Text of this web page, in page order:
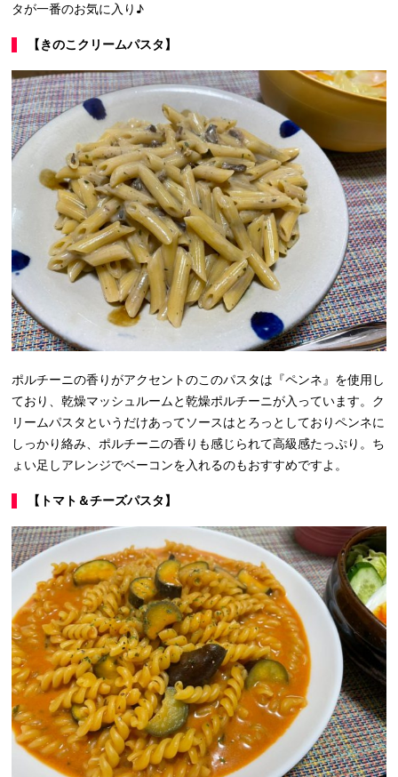
タが一番のお気に入り♪
【きのこクリームパスタ】
ポルチーニの香りがアクセントのこのパスタは『ペンネ』を使用し
ており、乾燥マッシュルームと乾燥ポルチーニが入っています。ク
リームパスタというだけあってソースはとろっとしておりペンネに
しっかり絡み、ポルチーニの香りも感じられて高級感たっぷり。ち
ょい足しアレンジでベーコンを入れるのもおすすめですよ。
【トマト＆チーズパスタ】